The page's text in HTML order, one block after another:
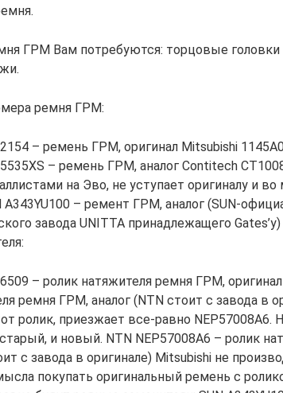
ГРМ Вам потребуются: торцовые головки
ремня ГРМ:
– ремень ГРМ, оригинал Mitsubishi
– ремень ГРМ, аналог Contitech
на Эво, не уступает оригиналу и
A343YU100 – ремент ГРМ, аналог (SUN-
завода UNITTA принадлежащего
– ролик натяжителя ремня ГРМ,
ремня ГРМ, аналог (NTN стоит с завода в
ролик, приезжает все-равно NEP57008A6.
старый, и новый. NTN NEP57008A6 – ролик
с завода в оригинале) Mitsubishi не
покупать оригинальный ремень с